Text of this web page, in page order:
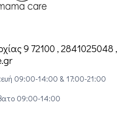
9 72100 , 2841025048 ,
09:00-14:00 & 17:00-21:00
09:00-14:00